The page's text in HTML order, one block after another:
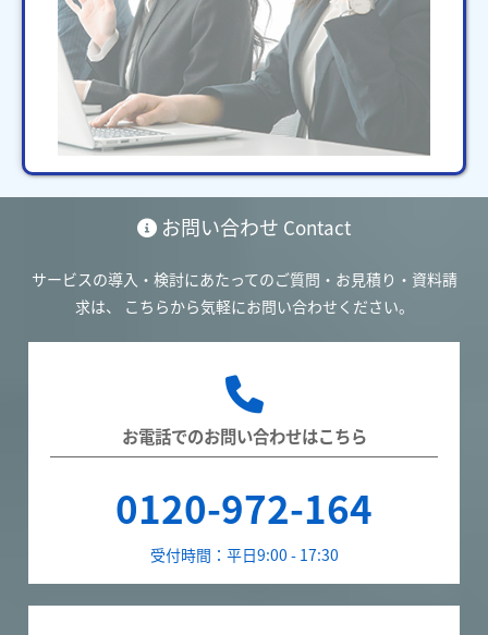
お問い合わせ Contact
サービスの導入・検討にあたってのご質問・お見積り・資料請
求は、
こちらから気軽にお問い合わせください。
お電話でのお問い合わせはこちら
0120-972-164
受付時間：平日9:00 - 17:30